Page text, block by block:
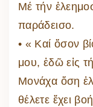
Μέ τήν
παράδεισο.
• « Καί ὅσον
μου, ἐδῶ εἰς
Μονάχα ὅση
θέλετε ἔχει